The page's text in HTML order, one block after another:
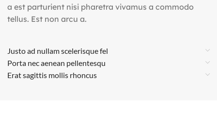
a est parturient nisi pharetra vivamus a commodo
tellus. Est non arcu a.
Justo ad nullam scelerisque fel
Porta nec aenean pellentesqu
Erat sagittis mollis rhoncus